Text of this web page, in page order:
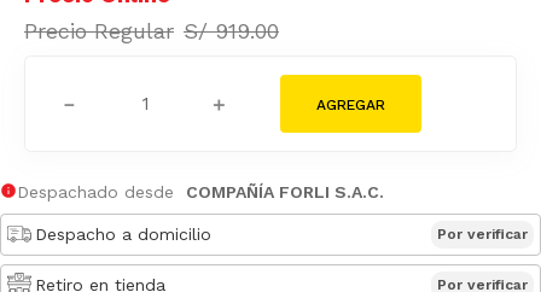
S/ 919.00
＋
－
Despachado desde COMPAÑÍA FORLI S.A.C.
Despacho a domicilio Por verificar
Retiro en tienda Por verificar